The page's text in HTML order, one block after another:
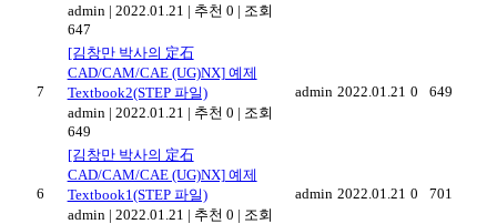
admin | 2022.01.21 | 추천 0 | 조회
647
7
[김창만 박사의 定石
CAD/CAM/CAE (UG)NX] 예제
Textbook2(STEP 파일)
admin | 2022.01.21 | 추천 0 | 조회
649
admin 2022.01.21 0 649
6
[김창만 박사의 定石
CAD/CAM/CAE (UG)NX] 예제
Textbook1(STEP 파일)
admin | 2022.01.21 | 추천 0 | 조회
admin 2022.01.21 0 701